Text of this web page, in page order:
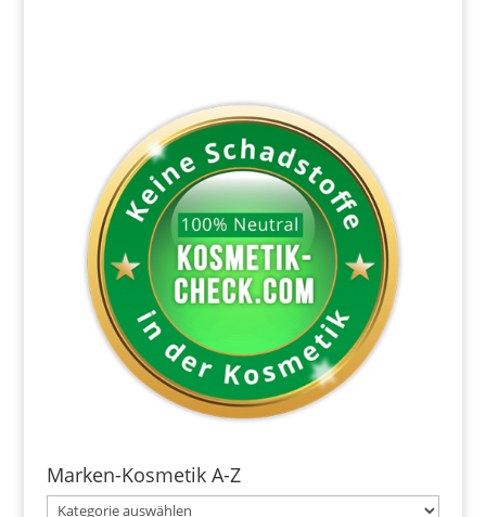
Marken-Kosmetik A-Z